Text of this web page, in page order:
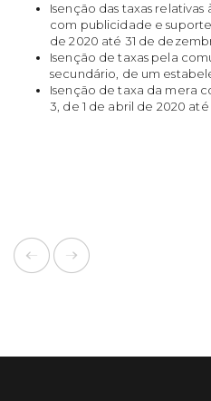
Isenção das taxas
com publicidade e
de 2020 até 31 de
Isenção de taxas pela
secundário, de um
Isenção de taxa da mera
3, de 1 de abril de 2020